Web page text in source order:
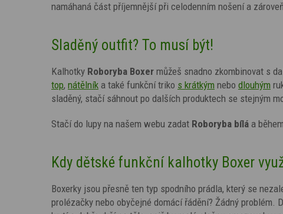
namáhaná část příjemnější při celodenním nošení a
Sladěný outfit? To musí být!
Kalhotky Roboryba Boxer můžeš snadno zkombinovat s
top, nátělník a také funkční triko s krátkým nebo dlouhým
sladěný, stačí sáhnout po dalších produktech se stejným
Stačí do lupy na našem webu zadat Roboryba bílá a
Kdy dětské funkční kalhotky Boxer
Boxerky jsou přesně ten typ spodního prádla, který se
prolézačky nebo obyčejné domácí řádění? Žádný problém.